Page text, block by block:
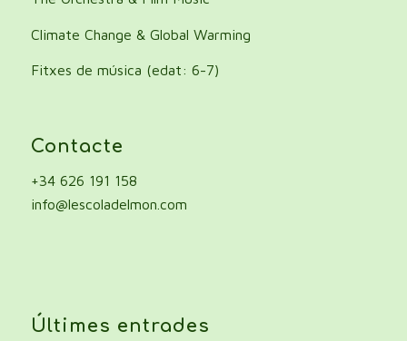
Climate Change & Global Warming
Fitxes de música (edat: 6-7)
Contacte
+34 626 191 158
info@lescoladelmon.com
Últimes entrades